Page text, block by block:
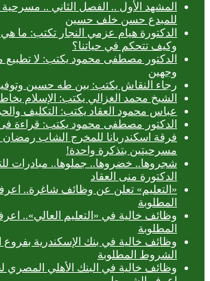
المشهد الأول .. الفصل الثاني .. مسرحية
للمبدع حسن خلف حسين
الدكتورة هيام عزمي النجار تكتب: ما هي
وكيف تتحكم في حياتنا؟
الدكتور مصطفى محمود يكتب: لا
وجهين
رجاء النقاش يكتب: بين طه حسين
الشيخ محمد الغزالي يكتب: الإسلام
عباس محمود العقاد يكتب: التكليف
الدكتور مصطفى محمود يكتب: قراءة
فرقة اسكندريانا للمخرج الشاب
مسرحيتين بتذكرة واحدة!
شجروها.. خضروها.. جملوها.. مبادرات
الدكتورة منى العقاد
«التعليم» تعلن عن وظائف شاغرة..
المطلوبة
وظائف خالية في «التعليم العالي»..
المطلوبة
وظائف خالية في بنك الإسكندرية
الشروط المطلوبة
وظائف خالية في البنك الأهلي المصري